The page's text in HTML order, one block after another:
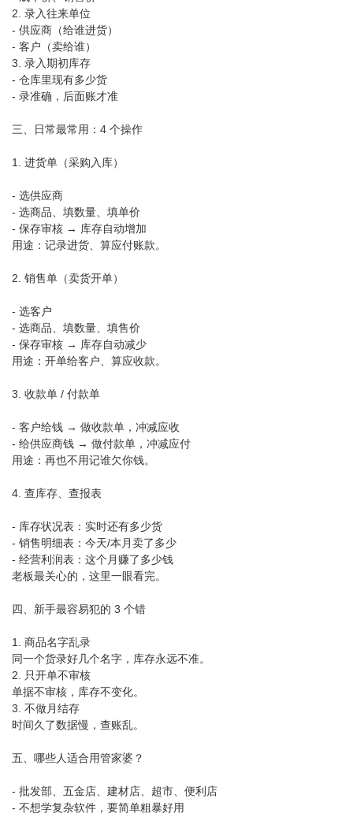
2. 录入往来单位
- 供应商（给谁进货）
- 客户（卖给谁）
3. 录入期初库存
- 仓库里现有多少货
- 录准确，后面账才准
三、日常最常用：4 个操作
1. 进货单（采购入库）
- 选供应商
- 选商品、填数量、填单价
- 保存审核 → 库存自动增加
用途：记录进货、算应付账款。
2. 销售单（卖货开单）
- 选客户
- 选商品、填数量、填售价
- 保存审核 → 库存自动减少
用途：开单给客户、算应收款。
3. 收款单 / 付款单
- 客户给钱 → 做收款单，冲减应收
- 给供应商钱 → 做付款单，冲减应付
用途：再也不用记谁欠你钱。
4. 查库存、查报表
- 库存状况表：实时还有多少货
- 销售明细表：今天/本月卖了多少
- 经营利润表：这个月赚了多少钱
老板最关心的，这里一眼看完。
四、新手最容易犯的 3 个错
1. 商品名字乱录
同一个货录好几个名字，库存永远不准。
2. 只开单不审核
单据不审核，库存不变化。
3. 不做月结存
时间久了数据慢，查账乱。
五、哪些人适合用管家婆？
- 批发部、五金店、建材店、超市、便利店
- 不想学复杂软件，要简单粗暴好用